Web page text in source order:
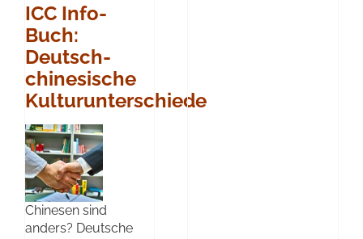
ICC Info-
Buch:
Deutsch-
chinesische
Kulturunterschiede
Chinesen sind
anders? Deutsche